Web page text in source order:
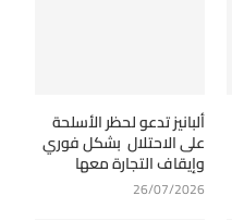
ألبانيز تدعو لحظر الأسلحة
على الاحتلال بشكل فوري
وإيقاف التجارة معها
26/07/2026